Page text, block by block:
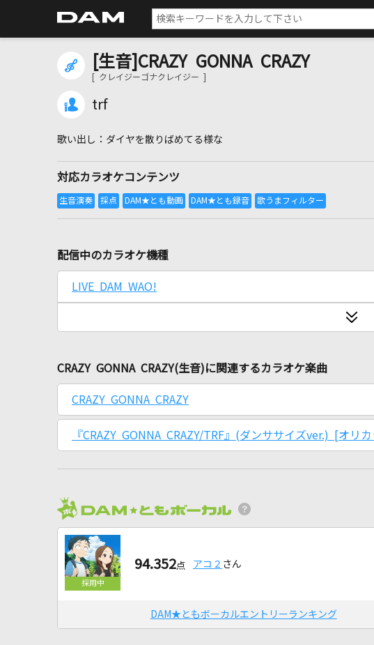
[生音]CRAZY GONNA CRAZY
[ クレイジーゴナクレイジー ]
trf
ダイヤを散りばめてる様な
対応カラオケコンテンツ
配信中のカラオケ機種
LIVE DAM WAO!
CRAZY GONNA CRAZY(生音)に関連するカラオケ楽曲
CRAZY GONNA CRAZY
『CRAZY GONNA CRAZY/TRF』(ダンササイズver.) [オリ
94.352点 アコ２ さん
DAM★ともボーカルエントリーランキング